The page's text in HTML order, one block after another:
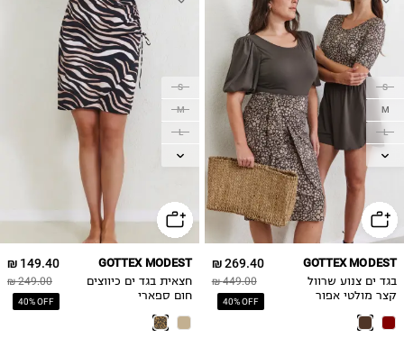
S
M
L
XL
269.40 ₪
449.00 ₪
40% OFF
GOTTEX MODEST
בגד ים צנוע שרוול
קצר מולטי אפור
S
M
L
XL
149.40 ₪
249.00 ₪
40% OFF
GOTTEX MODEST
חצאית בגד ים כיווצים
חום ספארי